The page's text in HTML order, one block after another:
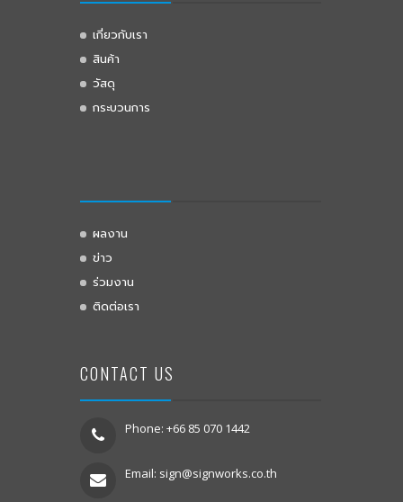
เกี่ยวกับเรา
สินค้า
วัสดุ
กระบวนการ
ผลงาน
ข่าว
ร่วมงาน
ติดต่อเรา
CONTACT US
Phone: +66 85 070 1442
Email: sign@signworks.co.th